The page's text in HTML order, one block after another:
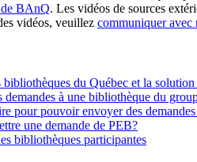
BAnQ. Les vidéos de sources
vidéos, veuillez communiquer avec
du Québec et la
demandes à une bibliothèque du
pour pouvoir envoyer des
une demande de PEB?
bibliothèques participantes